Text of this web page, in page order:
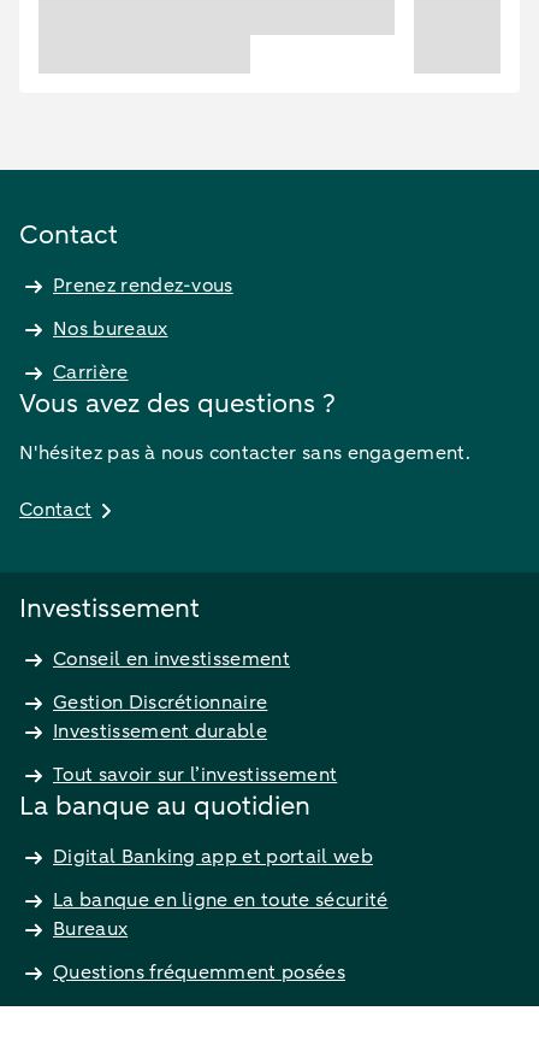
Contact
Prenez rendez-vous
Nos bureaux
Carrière
Vous avez des questions ?
N'hésitez pas à nous contacter sans engagement.
Contact
Investissement
Conseil en investissement
Gestion Discrétionnaire
Investissement durable
Tout savoir sur l’investissement
La banque au quotidien
Digital Banking app et portail web
La banque en ligne en toute sécurité
Bureaux
Questions fréquemment posées